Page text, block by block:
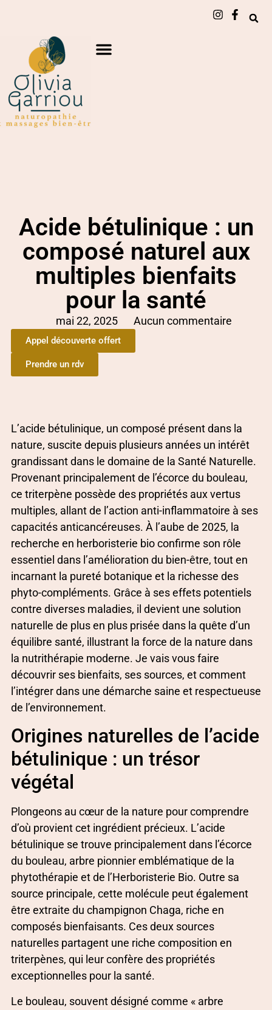
Acide bétulinique : un
composé naturel aux
multiples bienfaits
pour la santé
mai 22, 2025 Aucun commentaire
Appel découverte offert
Prendre un rdv
L’acide bétulinique, un composé présent dans la
nature, suscite depuis plusieurs années un intérêt
grandissant dans le domaine de la Santé Naturelle.
Provenant principalement de l’écorce du bouleau,
ce triterpène possède des propriétés aux vertus
multiples, allant de l’action anti-inflammatoire à ses
capacités anticancéreuses. À l’aube de 2025, la
recherche en herboristerie bio confirme son rôle
essentiel dans l’amélioration du bien-être, tout en
incarnant la pureté botanique et la richesse des
phyto-compléments. Grâce à ses effets potentiels
contre diverses maladies, il devient une solution
naturelle de plus en plus prisée dans la quête d’un
équilibre santé, illustrant la force de la nature dans
la nutrithérapie moderne. Je vais vous faire
découvrir ses bienfaits, ses sources, et comment
l’intégrer dans une démarche saine et respectueuse
de l’environnement.
Origines naturelles de l’acide
bétulinique : un trésor
végétal
Plongeons au cœur de la nature pour comprendre
d’où provient cet ingrédient précieux. L’acide
bétulinique se trouve principalement dans l’écorce
du bouleau, arbre pionnier emblématique de la
phytothérapie et de l’Herboristerie Bio. Outre sa
source principale, cette molécule peut également
être extraite du champignon Chaga, riche en
composés bienfaisants. Ces deux sources
naturelles partagent une riche composition en
triterpènes, qui leur confère des propriétés
exceptionnelles pour la santé.
Le bouleau, souvent désigné comme « arbre